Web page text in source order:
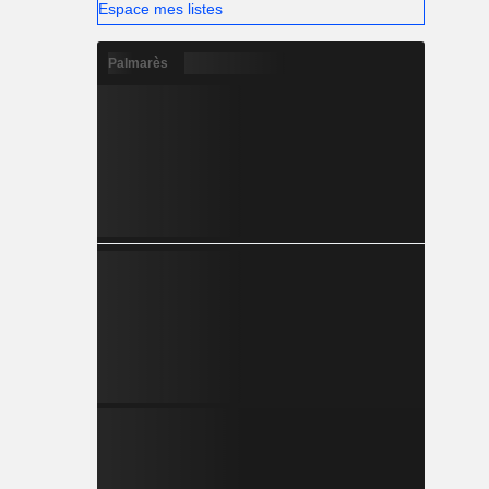
Espace mes listes
Palmarès